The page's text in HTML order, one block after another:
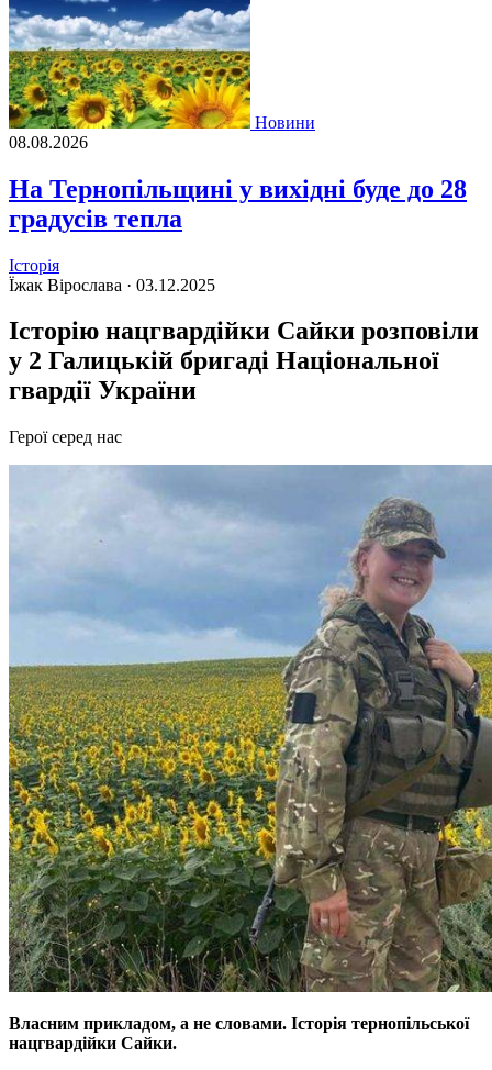
Новини
08.08.2026
На Тернопільщині у вихідні буде до 28
градусів тепла
Історія
Їжак Вірослава · 03.12.2025
Історію нацгвардійки Сайки розповіли
у 2 Галицькій бригаді Національної
гвардії України
Герої серед нас
Власним прикладом, а не словами. Історія тернопільської
нацгвардійки Сайки.